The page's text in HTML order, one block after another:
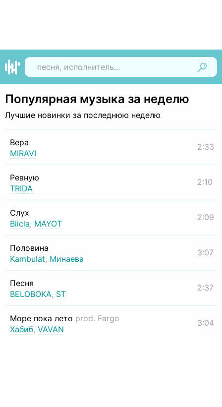
Популярная музыка за неделю
Лучшие новинки за последнюю неделю
Вера
MIRAVI
2:33
Ревную
TRIDA
2:10
Слух
Biicla, MAYOT
2:09
Половина
Kambulat, Минаева
3:07
Песня
BELOBOKA, ST
2:37
Море пока лето prod. Fargo
Хабиб, VAVAN
3:04